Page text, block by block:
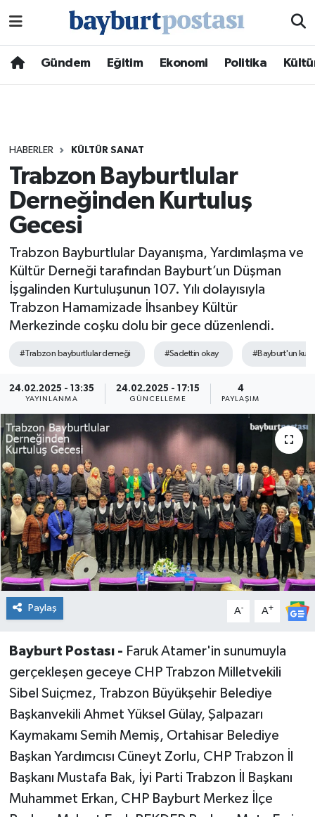
Gündem Eğitim Ekonomi Politika
HABERLER KÜLTÜR SANAT
Trabzon Bayburtlular
Derneğinden Kurtuluş
Gecesi
Trabzon Bayburtlular Dayanışma, Yardımlaşma ve
Kültür Derneği tarafından Bayburt’un Düşman
İşgalinden Kurtuluşunun 107. Yılı dolayısıyla
Trabzon Hamamizade İhsanbey Kültür
Merkezinde coşku dolu bir gece düzenlendi.
#Trabzon bayburtlular derneği #Sadettin okay #Bayburt'un
24.02.2025 - 13:35
YAYINLANMA
24.02.2025 - 17:15
GÜNCELLEME
4
PAYLAŞIM
Paylaş A- A+
Bayburt Postası - Faruk Atamer'in sunumuyla
gerçekleşen geceye CHP Trabzon Milletvekili
Sibel Suiçmez, Trabzon Büyükşehir Belediye
Başkanvekili Ahmet Yüksel Gülay, Şalpazarı
Kaymakamı Semih Memiş, Ortahisar Belediye
Başkan Yardımcısı Cüneyt Zorlu, CHP Trabzon İl
Başkanı Mustafa Bak, İyi Parti Trabzon İl Başkanı
Muhammet Erkan, CHP Bayburt Merkez İlçe
Hava Durumu
Süper Lig Puan Durumu ve Fikstür
Tüm Manşetler
Son Dakika Haberleri
Haber Arşivi